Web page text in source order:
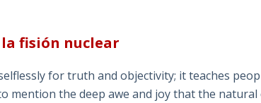
fisión nuclear
for truth and objectivity; it teaches
mention the deep awe and joy that the